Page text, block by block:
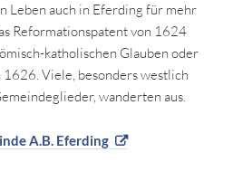
Leben auch in Eferding für mehr
Reformationspatent von 1624
katholischen Glauben oder
Viele, besonders westlich
wanderten aus.
A.B. Eferding